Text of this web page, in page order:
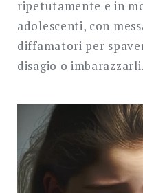
ripetutamente e in
adolescenti, con
diffamatori per
disagio o imbarazzarli.